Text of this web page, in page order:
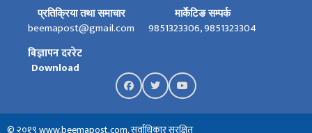
प्रतिक्रिया तथा समाचार
beemapost@gmail.com
मार्केटिङ सम्पर्क
9851323306, 9851323304
बिज्ञापन दररेट
Download